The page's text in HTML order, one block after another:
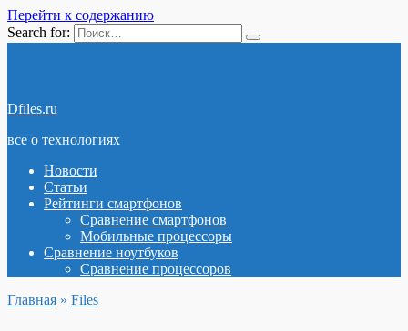
Перейти к содержанию
Search for:
Dfiles.ru
все о технологиях
Новости
Статьи
Рейтинги смартфонов
Сравнение смартфонов
Мобильные процессоры
Сравнение ноутбуков
Сравнение процессоров
Главная » Files